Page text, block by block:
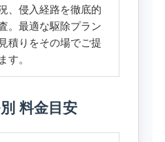
、侵入経路を徹底的
。最適な駆除プラン
積りをその場でご提
す。
料金目安